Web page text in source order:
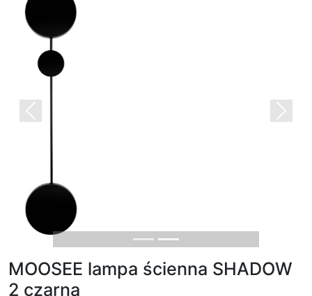
Previous Next
MOOSEE lampa ścienna SHADOW
2 czarna